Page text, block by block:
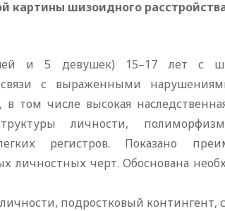
картины шизоидного
и 5 девушек) 15–17 лет с
с выраженными
том числе высокая
личности,
регистров. Показано
черт. Обоснована
подростковый контингент,